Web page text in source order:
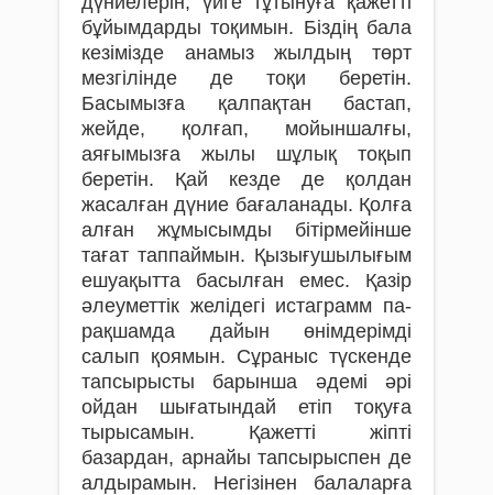
бұйымдарды тоқимын. Біздің бала
кезімізде анамыз жылдың төрт
мезгілінде де тоқи беретін.
Басымызға қалпақтан бас­тап,
жейде, қолғап, мойыншалғы,
аяғымызға жылы шұлық тоқып
беретін. Қай кезде де қолдан
жасалған дүние бағаланады. Қолға
алған жұмысымды бітірмейінше
тағат таппаймын. Қызығушылығым
ешуақытта басылған емес. Қазір
әлеуметтік желідегі истаграмм па­
рақшамда дайын­ өнімде­рімді
салып қоямын. Сұраныс түс­кен­де
тап­сы­рыс­ты барынша әдемі әрі
ойдан шыға­тындай етіп тоқуға
тырыса­мын. Қажетті жіпті
базардан, арнайы тапсырыспен де
алдырамын. Негізінен балаларға